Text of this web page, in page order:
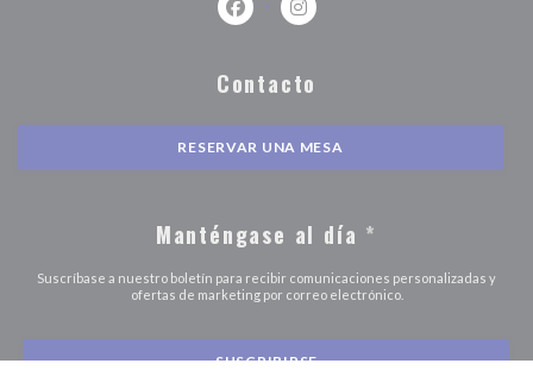
Facebook ((abre en una nueva
Instagram ((abre en una
Contacto
RESERVAR UNA MESA
Manténgase al día *
Suscríbase a nuestro boletín para recibir comunicaciones personalizadas y
ofertas de marketing por correo electrónico.
SUSCRIBIRSE